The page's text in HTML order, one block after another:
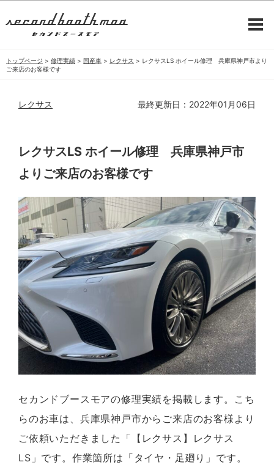
トップページ > 修理実績 > 国産車 > レクサス > レクサスLS ホイール修理 兵庫県神戸市より
ご来店のお客様です
レクサス 最終更新日：2022年01月06日
レクサスLS ホイール修理 兵庫県神戸市
よりご来店のお客様です
セカンドブースモアの修理実績を掲載します。こち
らのお車は、兵庫県神戸市からご来店のお客様より
ご依頼いただきました「【レクサス】レクサス
LS」です。作業箇所は「タイヤ・足廻り」です。